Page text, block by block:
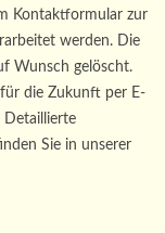
Kontaktformular zur
werden. Die
Wunsch gelöscht.
die Zukunft per E-
Detaillierte
Sie in unserer